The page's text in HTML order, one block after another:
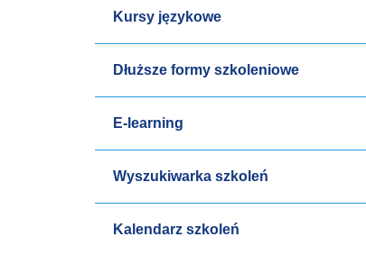
Kursy językowe
Dłuższe formy szkoleniowe
E-learning
Wyszukiwarka szkoleń
Kalendarz szkoleń